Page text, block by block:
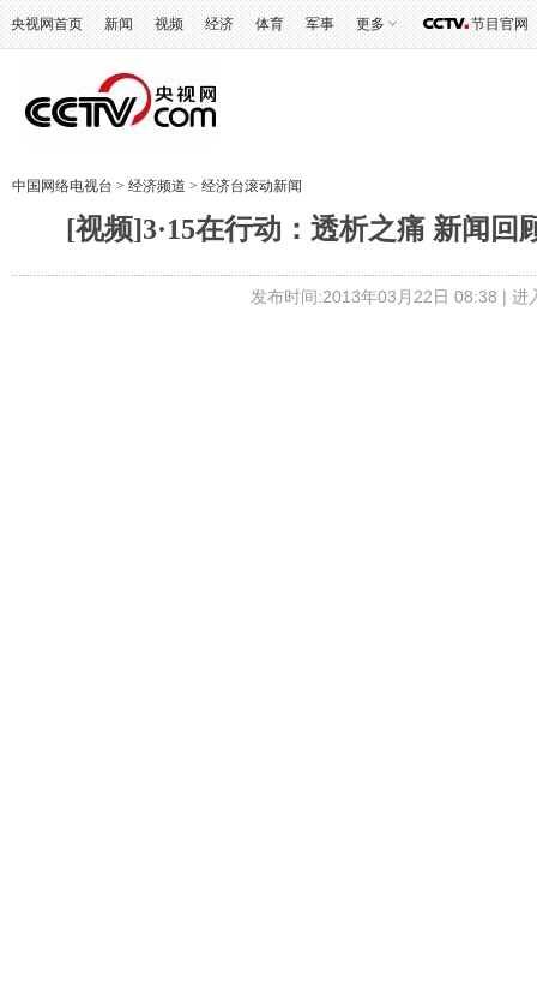
央视网首页 新闻 视频 经济 体育 军事 更多 节目官网
中国网络电视台 > 经济频道 > 经济台滚动新闻
[视频]3·15在行动：透析之痛 新闻回
发布时间:2013年03月22日 08:38 | 进